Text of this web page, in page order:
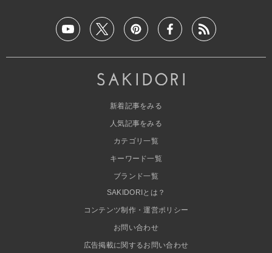
新着記事をみる
人気記事をみる
カテゴリ一覧
キーワード一覧
ブランド一覧
SAKIDORIとは？
コンテンツ制作・運営ポリシー
お問い合わせ
広告掲載に関するお問い合わせ